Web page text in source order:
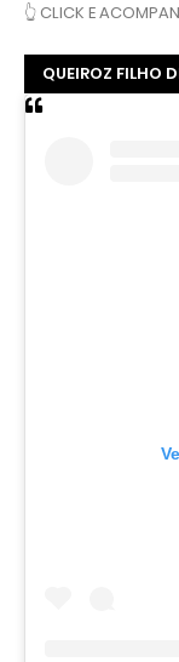
👆 CLICK E
QUEIROZ FILHO